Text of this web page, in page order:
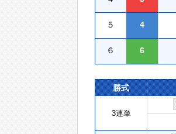
５ 4
６ 6
勝式
3連単